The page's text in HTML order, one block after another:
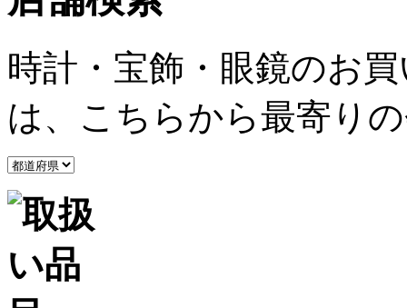
時計・宝飾・眼鏡のお
は、こちらから最寄り